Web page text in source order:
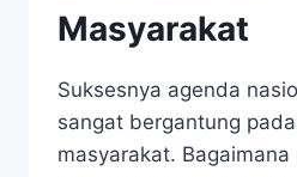
Masyarakat
Suksesnya agenda
sangat bergantung
masyarakat.